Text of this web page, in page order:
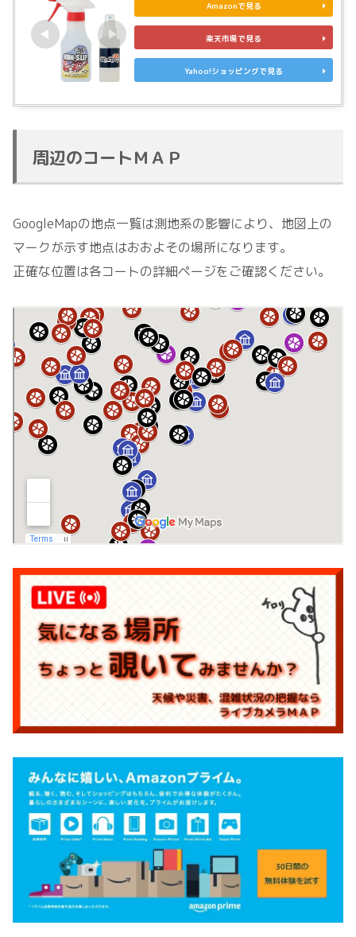
Amazonで見る
楽天市場で見る
Yahoo!ショッピングで見る
周辺のコートＭＡＰ
GoogleMapの地点一覧は測地系の影響により、地図上の
マークが示す地点はおおよその場所になります。
正確な位置は各コートの詳細ページをご確認ください。